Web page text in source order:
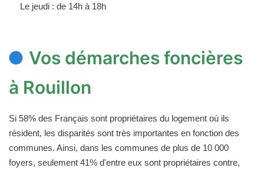
Le jeudi : de 14h à 18h
Vos démarches foncières
à Rouillon
Si 58% des Français sont propriétaires du logement où ils
résident, les disparités sont très importantes en fonction des
communes. Ainsi, dans les communes de plus de 10 000
foyers, seulement 41% d'entre eux sont propriétaires contre,